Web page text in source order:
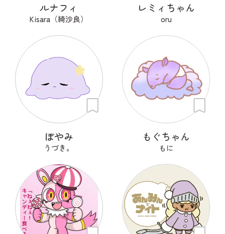
ルナフィ
Kisara（綺沙良）
レミィちゃん
oru
ぽやみ
うづき。
もぐちゃん
もに